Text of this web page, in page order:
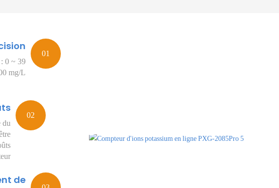
0 ~ 39
mg/L
du
de